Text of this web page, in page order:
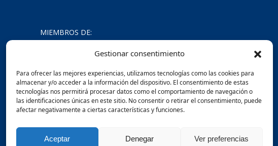
Gestionar consentimiento
Para ofrecer las mejores experiencias, utilizamos tecnologías como las cookies para
almacenar y/o acceder a la información del dispositivo. El consentimiento de estas
tecnologías nos permitirá procesar datos como el comportamiento de navegación o
las identificaciones únicas en este sitio. No consentir o retirar el consentimiento, puede
afectar negativamente a ciertas características y funciones.
Aceptar Denegar Ver preferencias
MIEMBROS DE: